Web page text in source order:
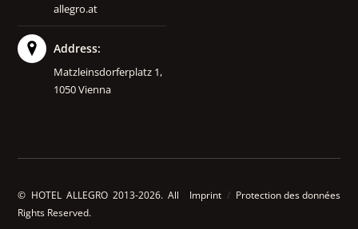
allegro.at
Address:
Matzleinsdorferplatz 1,
1050 Vienna
Imprint / Protection des données
© HOTEL ALLEGRO 2013-2026. All
Rights Reserved.